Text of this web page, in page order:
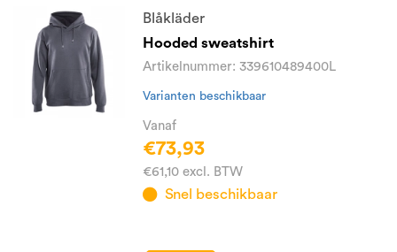
Blåkläder
Hooded sweatshirt
Artikelnummer: 339610489400L
Varianten beschikbaar
Vanaf
€73,93
€61,10 excl. BTW
Snel beschikbaar